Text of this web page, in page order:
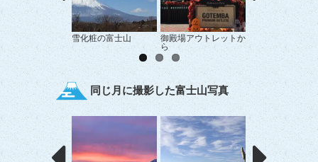
雪化粧の富士山
御殿場アウトレットか
ら
世界の車窓
同じ月に撮影した富士山写真